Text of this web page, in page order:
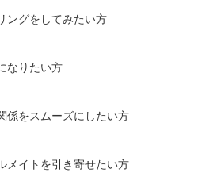
ングをしてみたい方
なりたい方
係をスムーズにしたい方
メイトを引き寄せたい方